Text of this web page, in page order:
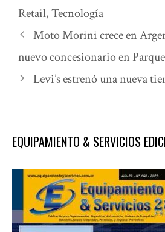
Retail,Tecnología
Moto Morini crece en
nuevo concesionario en
Levi’s estrenó una nueva
EQUIPAMIENTO & SERVICIOS